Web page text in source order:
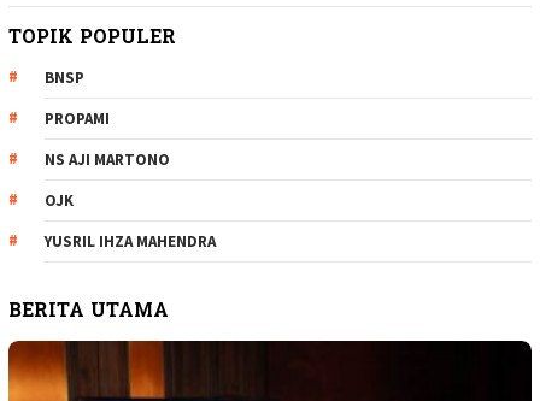
TOPIK POPULER
BNSP
PROPAMI
NS AJI MARTONO
OJK
YUSRIL IHZA MAHENDRA
BERITA UTAMA